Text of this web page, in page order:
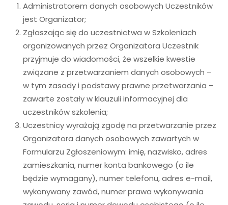
Administratorem danych osobowych Uczestników
jest Organizator;
Zgłaszając się do uczestnictwa w Szkoleniach
organizowanych przez Organizatora Uczestnik
przyjmuje do wiadomości, że wszelkie kwestie
związane z przetwarzaniem danych osobowych –
w tym zasady i podstawy prawne przetwarzania –
zawarte zostały w klauzuli informacyjnej dla
uczestników szkolenia;
Uczestnicy wyrażają zgodę na przetwarzanie przez
Organizatora danych osobowych zawartych w
Formularzu Zgłoszeniowym: imię, nazwisko, adres
zamieszkania, numer konta bankowego (o ile
będzie wymagany), numer telefonu, adres e-mail,
wykonywany zawód, numer prawa wykonywania